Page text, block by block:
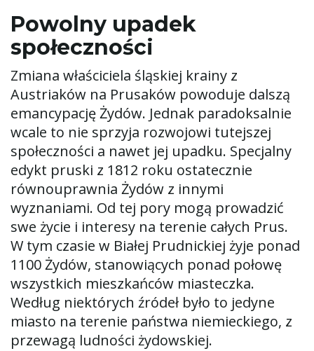
Powolny upadek
społeczności
Zmiana właściciela śląskiej krainy z
Austriaków na Prusaków powoduje dalszą
emancypację Żydów. Jednak paradoksalnie
wcale to nie sprzyja rozwojowi tutejszej
społeczności a nawet jej upadku. Specjalny
edykt pruski z 1812 roku ostatecznie
równouprawnia Żydów z innymi
wyznaniami. Od tej pory mogą prowadzić
swe życie i interesy na terenie całych Prus.
W tym czasie w Białej Prudnickiej żyje ponad
1100 Żydów, stanowiących ponad połowę
wszystkich mieszkańców miasteczka.
Według niektórych źródeł było to jedyne
miasto na terenie państwa niemieckiego, z
przewagą ludności żydowskiej.